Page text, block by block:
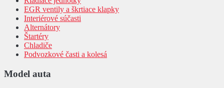
EGR ventily a škrtiace klapky
Interiérové súčasti
Alternátory
Štartéry
Chladiče
Podvozkové časti a kolesá
Model auta